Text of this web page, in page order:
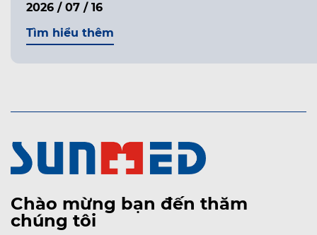
2026 / 07 / 16
Tìm hiểu thêm
Chào mừng bạn đến thăm
chúng tôi